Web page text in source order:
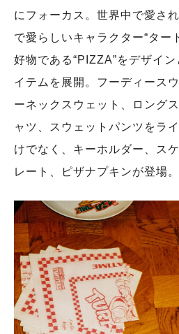
にフォーカス。世界中で愛さ
で愛らしいキャラクター“ター
好物である“PIZZA”をデザイ
イテムを展開。フーディース
ーネックスウェット、ロング
ャツ、スウェットパンツをラ
けでなく、キーホルダー、ス
レート、ピザナプキンが登場。